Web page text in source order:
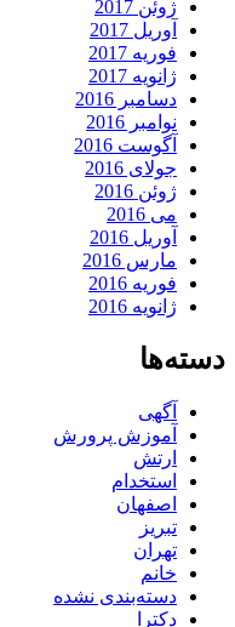
ژوئن 2017
آوریل 2017
فوریه 2017
ژانویه 2017
دسامبر 2016
نوامبر 2016
آگوست 2016
جولای 2016
ژوئن 2016
می 2016
آوریل 2016
مارس 2016
فوریه 2016
ژانویه 2016
دسته‌ها
آگهی
آموزش پرورش
ارتش
استخدام
اصفهان
تبریز
تهران
خانم
دسته‌بندی نشده
دکترا